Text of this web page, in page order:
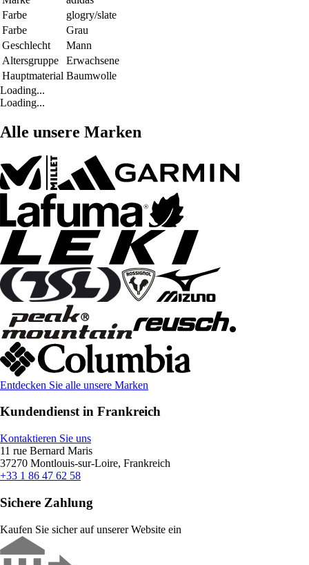
Farbe
glogry/slate
Farbe
Grau
Geschlecht
Mann
Altersgruppe
Erwachsene
Hauptmaterial Baumwolle
Loading...
Loading...
Alle unsere Marken
Entdecken Sie alle unsere Marken
Kundendienst in Frankreich
Kontaktieren Sie uns
11 rue Bernard Maris
37270 Montlouis-sur-Loire, Frankreich
+33 1 86 47 62 58
Sichere Zahlung
Kaufen Sie sicher auf unserer Website ein